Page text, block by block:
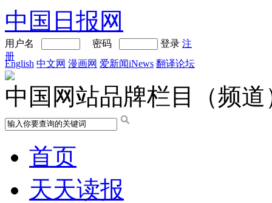
中国日报网
用户名 密码 登录 注
册
English 中文网 漫画网 爱新闻iNews 翻译论坛
中国网站品牌栏目（频道
首页
天天读报